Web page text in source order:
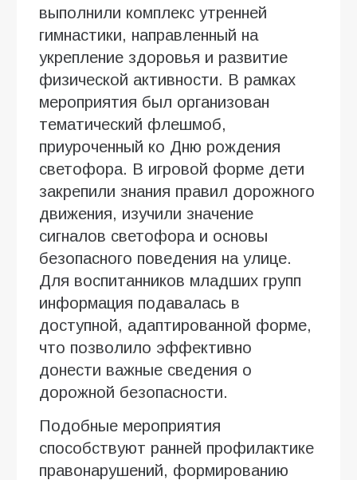
выполнили комплекс утренней
гимнастики, направленный на
укрепление здоровья и развитие
физической активности. В рамках
мероприятия был организован
тематический флешмоб,
приуроченный ко Дню рождения
светофора. В игровой форме дети
закрепили знания правил дорожного
движения, изучили значение
сигналов светофора и основы
безопасного поведения на улице.
Для воспитанников младших групп
информация подавалась в
доступной, адаптированной форме,
что позволило эффективно
донести важные сведения о
дорожной безопасности.
Подобные мероприятия
способствуют ранней профилактике
правонарушений, формированию